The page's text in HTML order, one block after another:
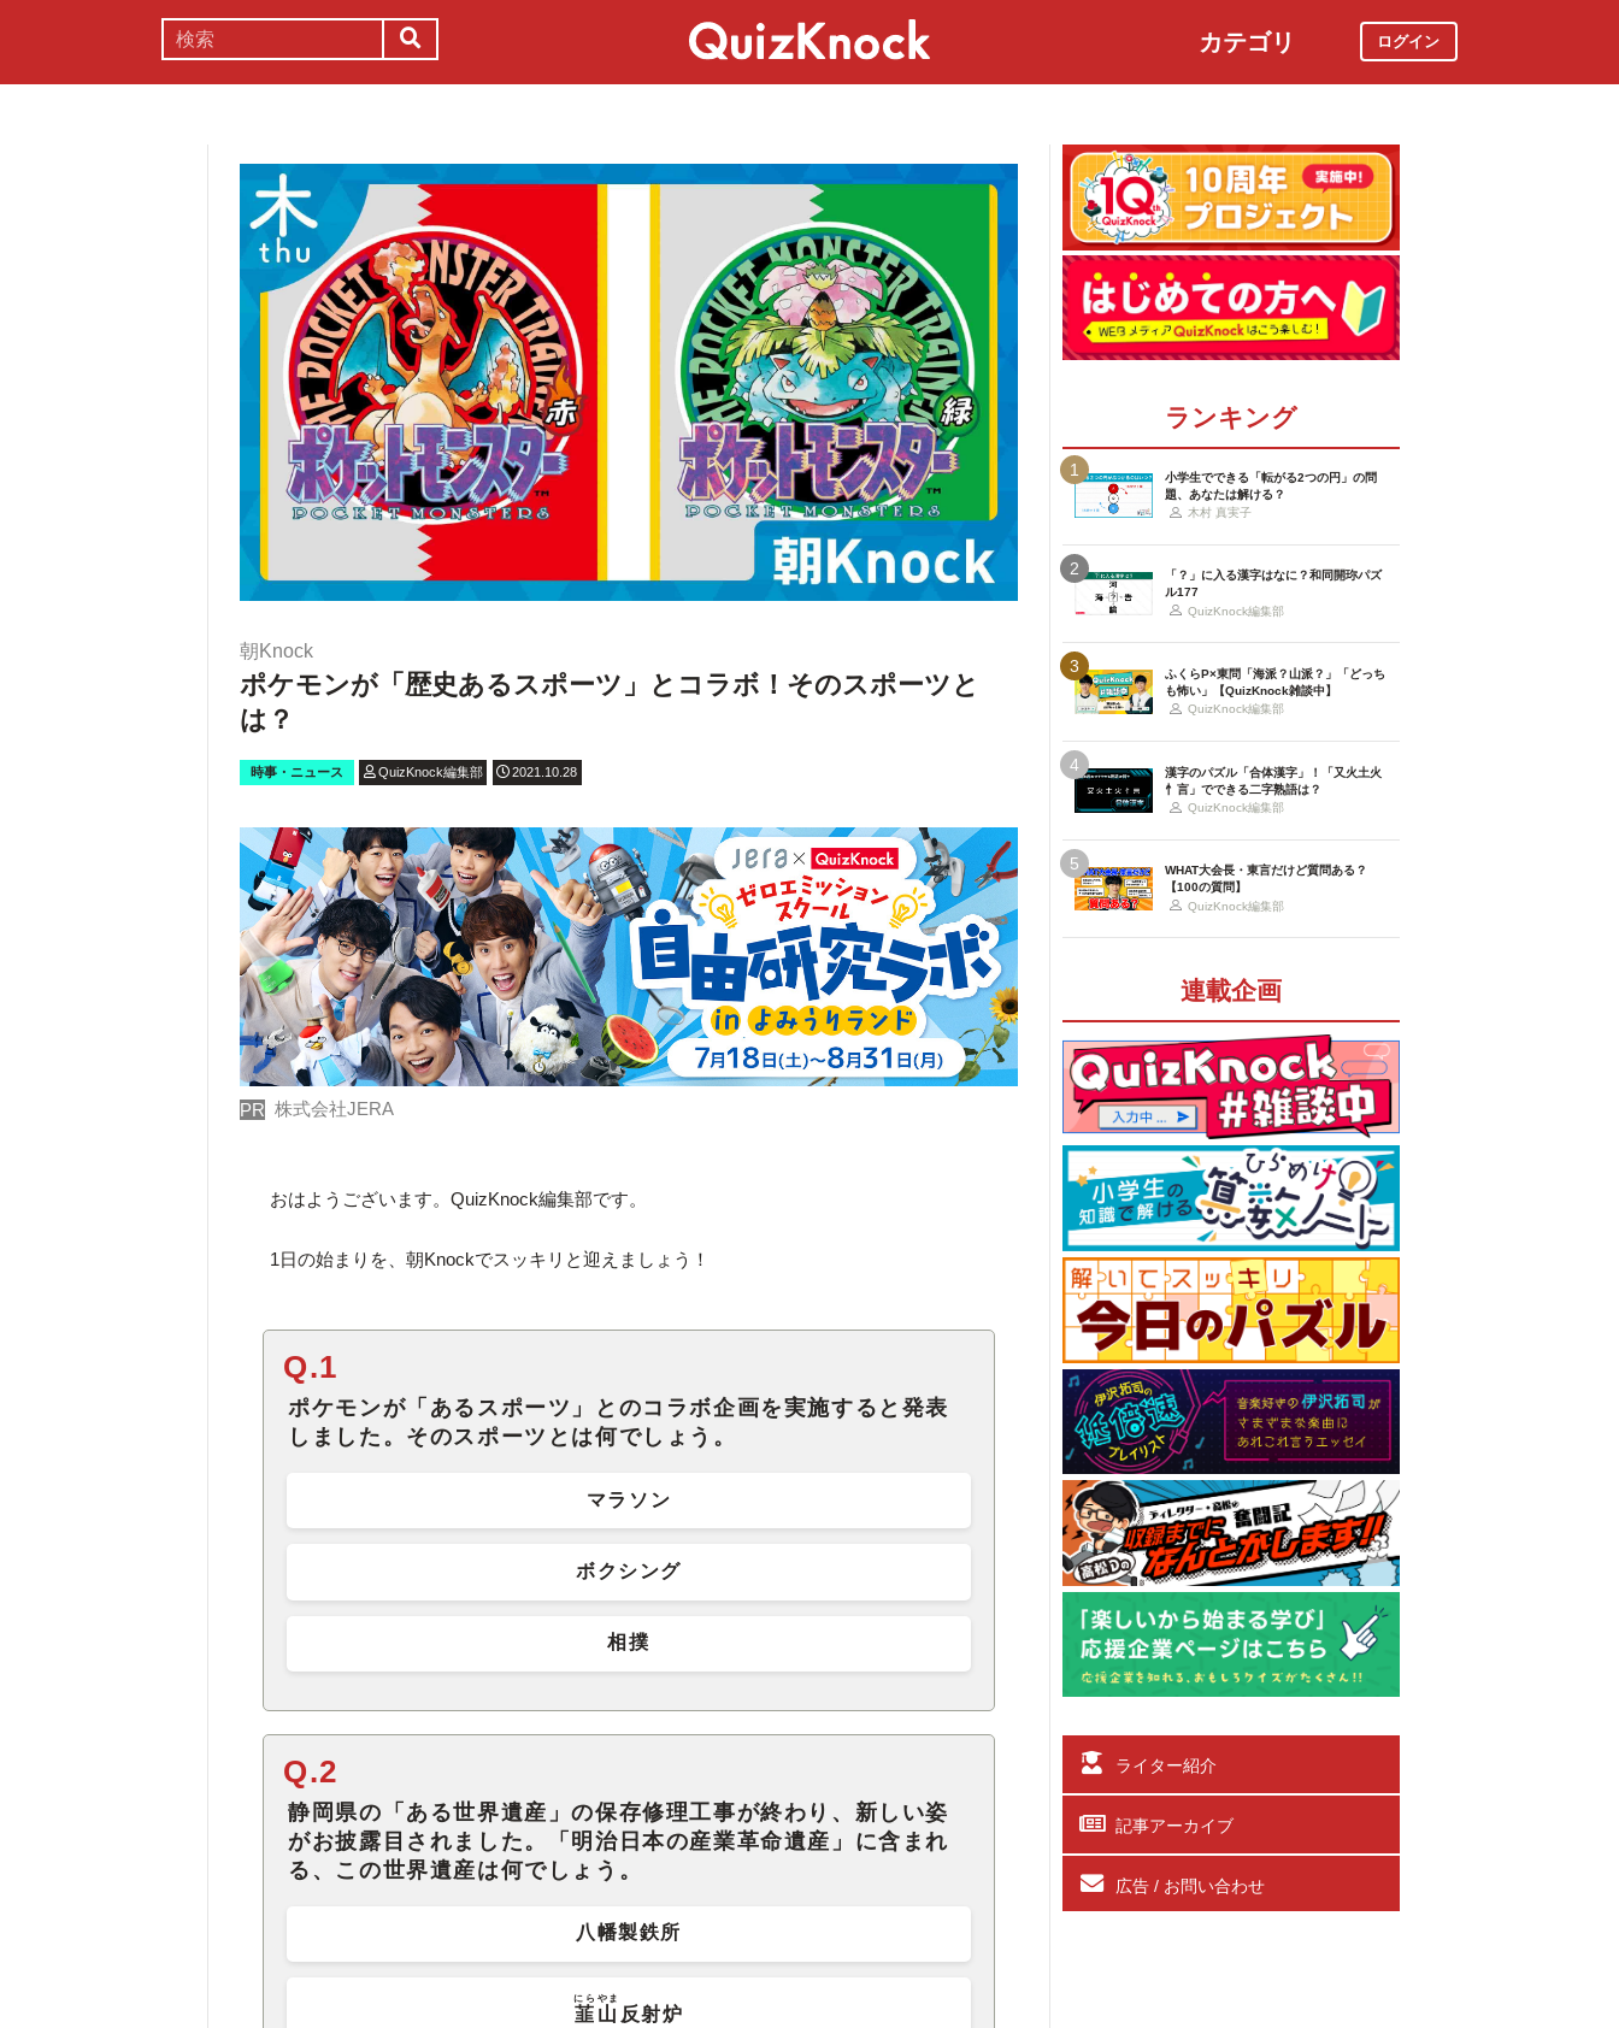
カテゴリ ログイン
朝Knock
ポケモンが「歴史あるスポーツ」とコラボ！そのスポーツと
は？
時事・ニュース QuizKnock編集部 2021.10.28
PR 株式会社JERA
おはようございます。QuizKnock編集部です。
1日の始まりを、朝Knockでスッキリと迎えましょう！
Q.1
ポケモンが「あるスポーツ」とのコラボ企画を実施すると発表
しました。そのスポーツとは何でしょう。
マラソン
ボクシング
相撲
Q.2
静岡県の「ある世界遺産」の保存修理工事が終わり、新しい姿
がお披露目されました。「明治日本の産業革命遺産」に含まれ
る、この世界遺産は何でしょう。
八幡製鉄所
韮山
にらやま
反射炉
ランキング
1
小学生でできる「転がる2つの円」の問
題、あなたは解ける？
木村 真実子
2
「？」に入る漢字はなに？和同開珎パズ
ル177
QuizKnock編集部
3
ふくらP×東問「海派？山派？」「どっち
も怖い」【QuizKnock雑談中】
QuizKnock編集部
4
漢字のパズル「合体漢字」！「又火土火
忄言」でできる二字熟語は？
QuizKnock編集部
5
WHAT大会長・東言だけど質問ある？
【100の質問】
QuizKnock編集部
連載企画
ライター紹介
記事アーカイブ
広告 / お問い合わせ